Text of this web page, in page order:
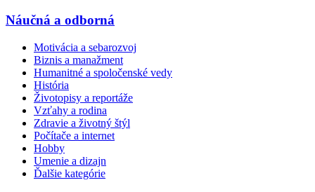
Náučná a odborná
Motivácia a sebarozvoj
Biznis a manažment
Humanitné a spoločenské vedy
História
Životopisy a reportáže
Vzťahy a rodina
Zdravie a životný štýl
Počítače a internet
Hobby
Umenie a dizajn
Ďalšie kategórie